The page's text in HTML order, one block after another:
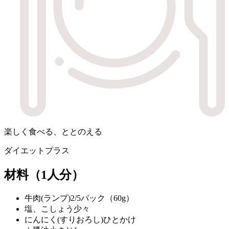
楽しく食べる、ととのえる
ダイエットプラス
材料（1人分）
牛肉(ランプ)2/5パック（60g）
塩、こしょう 少々
にんにく(すりおろし)ひとかけ